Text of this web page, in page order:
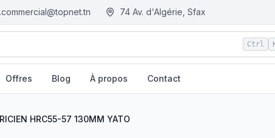
74 Av. d'Algérie, Sfax
Ctrl
Offres Blog À propos Contact
HRC55-57 130MM YATO